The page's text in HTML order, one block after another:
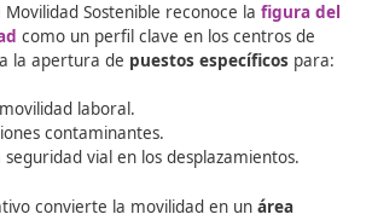
Movilidad Sostenible reconoce la
como un perfil clave en los
la apertura depuestos específicos